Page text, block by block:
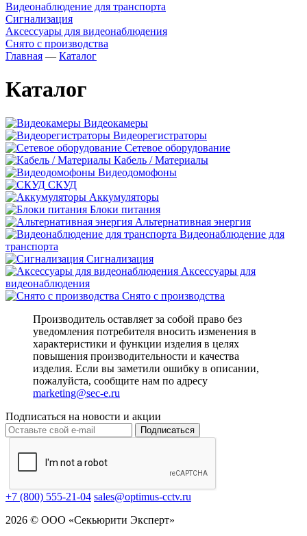
Видеонаблюдение для транспорта
Сигнализация
Аксессуары для видеонаблюдения
Снято с производства
Главная — Каталог
Каталог
Видеокамеры
Видеорегистраторы
Сетевое оборудование
Кабель / Материалы
Видеодомофоны
СКУД
Аккумуляторы
Блоки питания
Альтернативная энергия
Видеонаблюдение для
транспорта
Сигнализация
Аксессуары для
видеонаблюдения
Снято с производства
Производитель оставляет за собой право без
уведомления потребителя вносить изменения в
характеристики и функции изделия в целях
повышения производительности и качества
изделия. Если вы заметили ошибку в описании,
пожалуйста, сообщите нам по адресу
marketing@sec-e.ru
Подписаться на новости и акции
Подписаться
+7 (800) 555-21-04 sales@optimus-cctv.ru
2026 © ООО «Секьюрити Эксперт»